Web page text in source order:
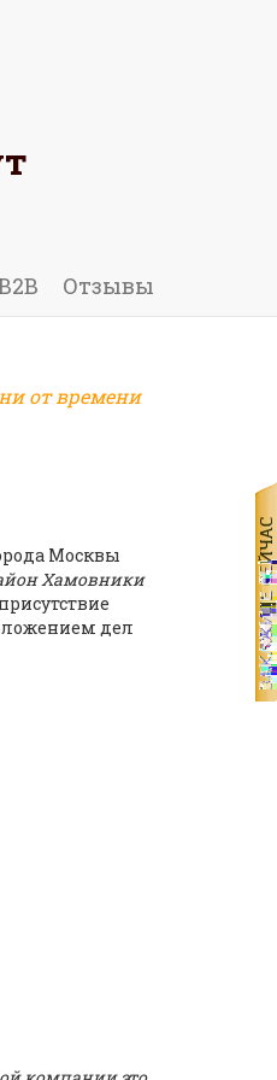
Отзывы
от времени
Москвы
Хамовники
дел